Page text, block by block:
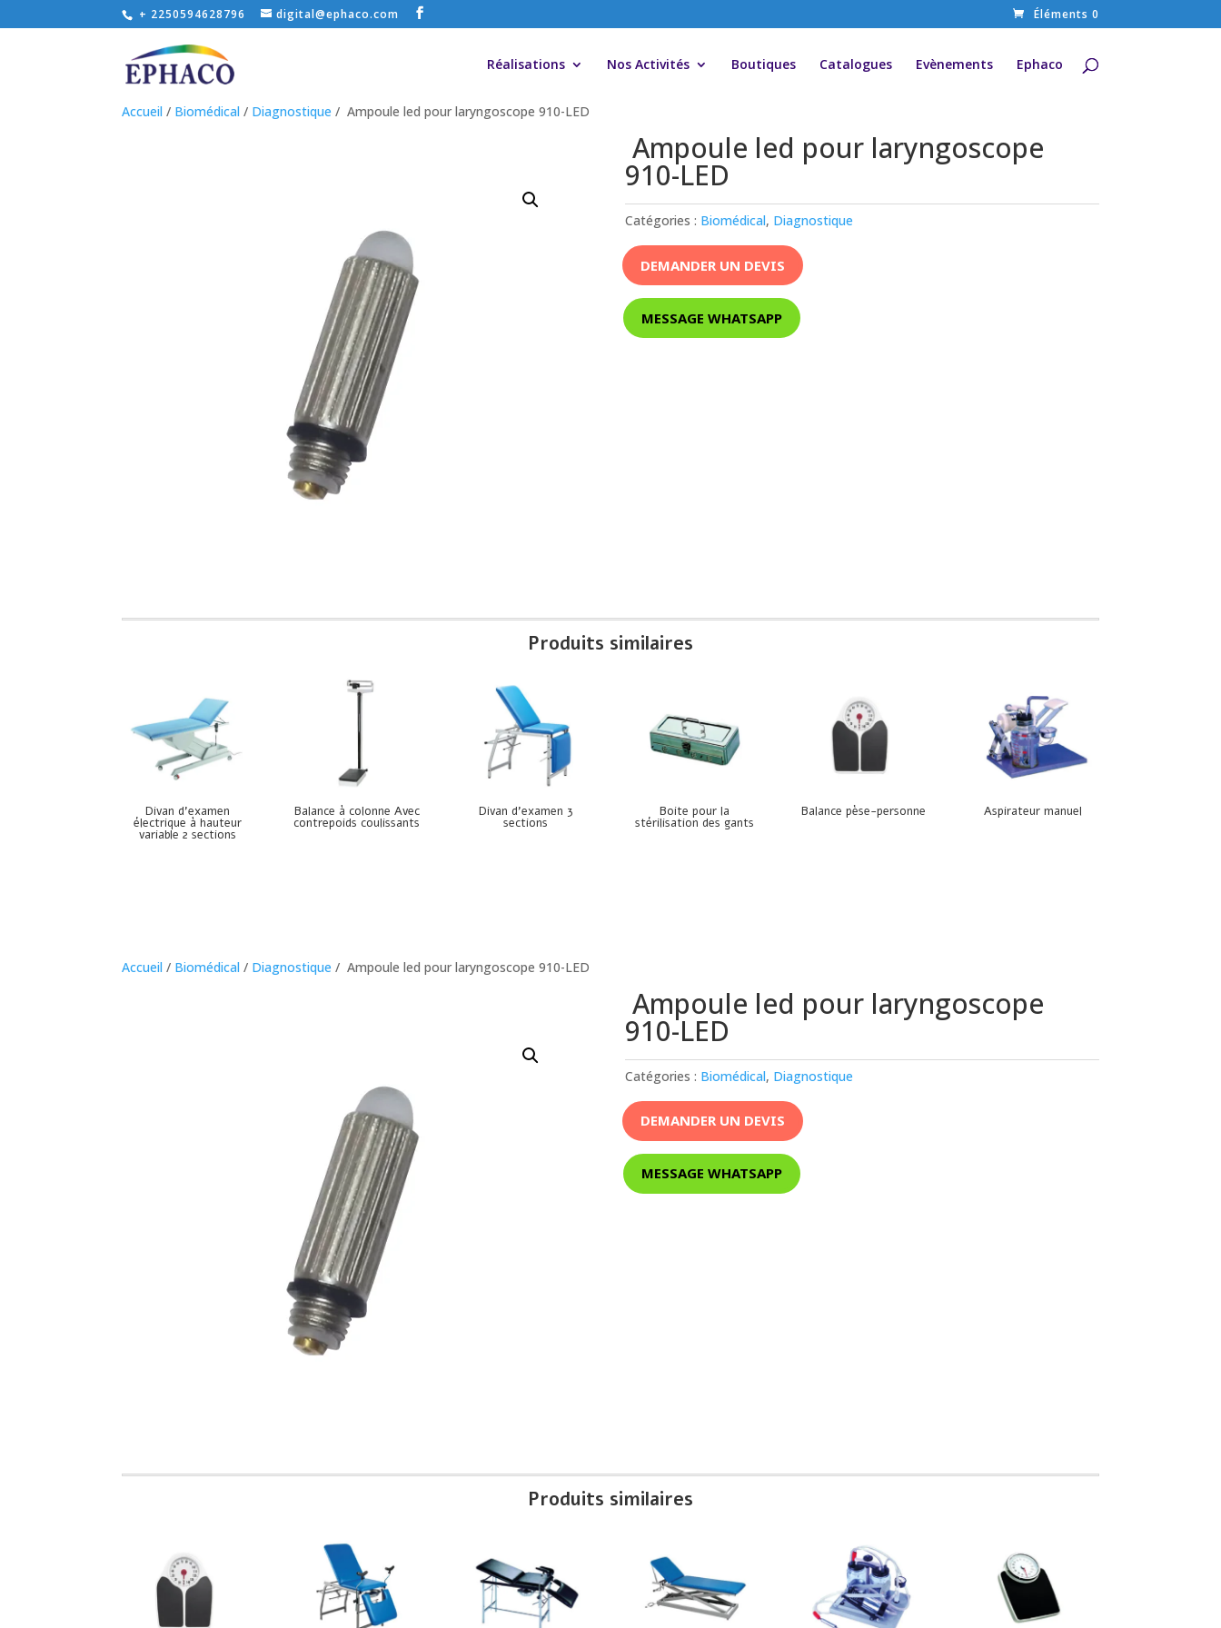
+ 2250594628796 digital@ephaco.com Éléments 0
Réalisations Nos Activités Boutiques Catalogues Evènements Ephaco
Accueil / Biomédical / Diagnostique / Ampoule led pour laryngoscope 910-LED
Ampoule led pour laryngoscope
910-LED
Catégories : Biomédical, Diagnostique
DEMANDER UN DEVIS
MESSAGE WHATSAPP
Produits similaires
Divan d’examen
électrique à hauteur
variable 2 sections
Balance à colonne Avec
contrepoids coulissants
Divan d’examen 3
sections
Boite pour la
stérilisation des gants
Balance pèse-personne Aspirateur manuel
Accueil / Biomédical / Diagnostique / Ampoule led pour laryngoscope 910-LED
Ampoule led pour laryngoscope
910-LED
Catégories : Biomédical, Diagnostique
DEMANDER UN DEVIS
MESSAGE WHATSAPP
Produits similaires